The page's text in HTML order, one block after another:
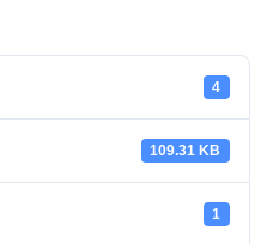
4
109.31 KB
1